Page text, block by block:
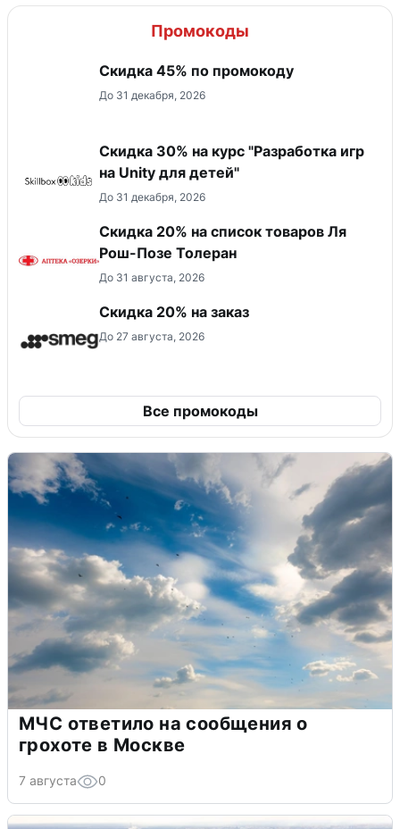
Промокоды
Скидка 45% по промокоду
До 31 декабря, 2026
Скидка 30% на курс "Разработка игр
на Unity для детей"
До 31 декабря, 2026
Скидка 20% на список товаров Ля
Рош-Позе Толеран
До 31 августа, 2026
Скидка 20% на заказ
До 27 августа, 2026
Все промокоды
МЧС ответило на сообщения о
грохоте в Москве
7 августа 0